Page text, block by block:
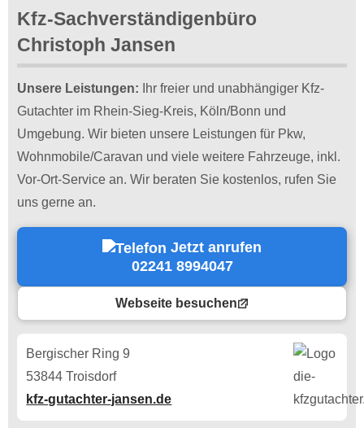
Kfz-Sachverständigenbüro
Christoph Jansen
Unsere Leistungen: Ihr freier und unabhängiger Kfz-
Gutachter im Rhein-Sieg-Kreis, Köln/Bonn und
Umgebung. Wir bieten unsere Leistungen für Pkw,
Wohnmobile/Caravan und viele weitere Fahrzeuge, inkl.
Vor-Ort-Service an. Wir beraten Sie kostenlos, rufen Sie
uns gerne an.
Jetzt anrufen
02241 8994047
Webseite besuchen
Bergischer Ring 9
53844 Troisdorf
kfz-gutachter-jansen.de